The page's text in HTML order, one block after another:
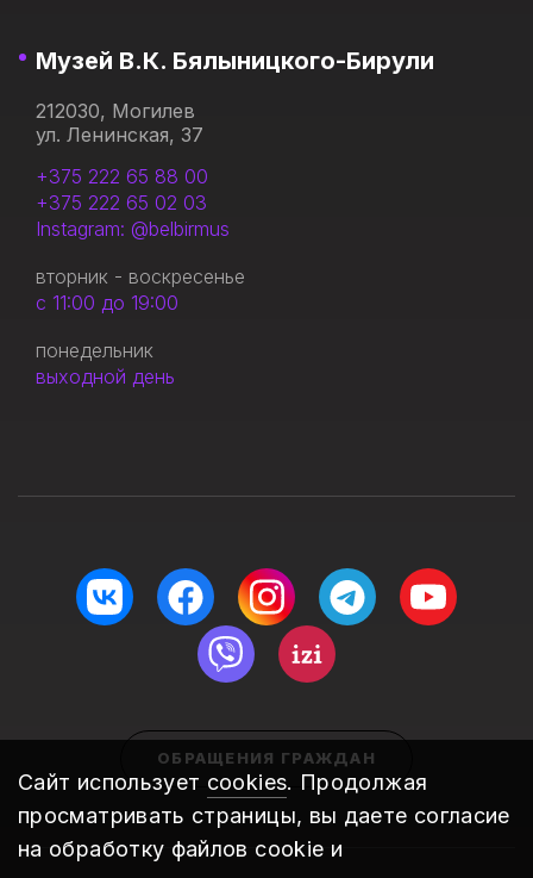
Сайт использует cookies. Продолжая
просматривать страницы, вы даете согласие
на обработку файлов cookie и
Музей В.К. Бялыницкого-Бирули
212030, Могилев
ул. Ленинская, 37
+375 222 65 88 00
+375 222 65 02 03
Instagram: @belbirmus
вторник - воскресенье
с 11:00 до 19:00
понедельник
выходной день
ОБРАЩЕНИЯ ГРАЖДАН